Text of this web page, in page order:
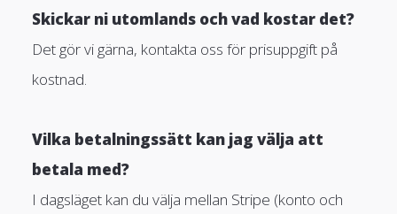
Skickar ni utomlands och vad kostar det?
Det gör vi gärna, kontakta oss för prisuppgift på
kostnad.
Vilka betalningssätt kan jag välja att
betala med?
I dagsläget kan du välja mellan Stripe (konto och